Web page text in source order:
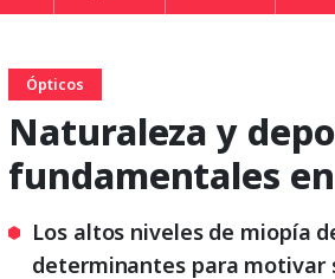
Ópticos
Naturaleza y
fundamentales
Los altos niveles de miopía
determinantes para motivar